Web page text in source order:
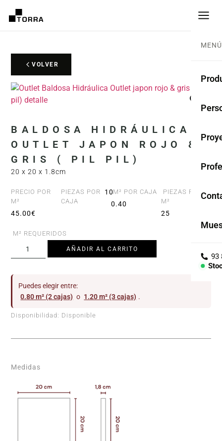
MENÚ
VOLVER
BALDOSA HIDRÁULICA
OUTLET JAPON ROJO &
GRIS ( PIL PIL)
20 x 20 x 1.8cm
PRECIO POR
M²
45.00€
PIEZAS POR
CAJA
10M² POR CAJA
0.40
PIEZAS POR
M²
25
M² REQUERIDOS
AÑADIR AL CARRITO
Puedes elegir entre:
0.80 m² (2 cajas) o 1.20 m² (3 cajas) .
Disponibilidad: Disponible
Medidas